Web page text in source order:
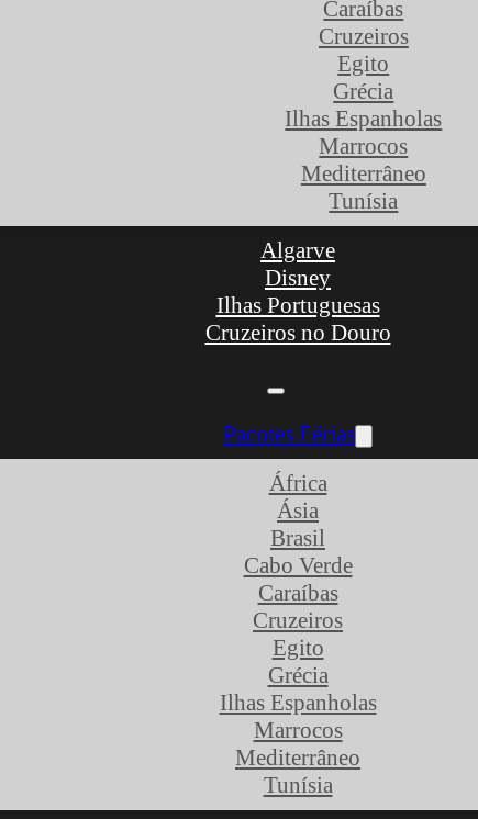
Caraíbas
Cruzeiros
Egito
Grécia
Ilhas Espanholas
Marrocos
Mediterrâneo
Tunísia
Algarve
Disney
Ilhas Portuguesas
Cruzeiros no Douro
Pacotes Férias
África
Ásia
Brasil
Cabo Verde
Caraíbas
Cruzeiros
Egito
Grécia
Ilhas Espanholas
Marrocos
Mediterrâneo
Tunísia